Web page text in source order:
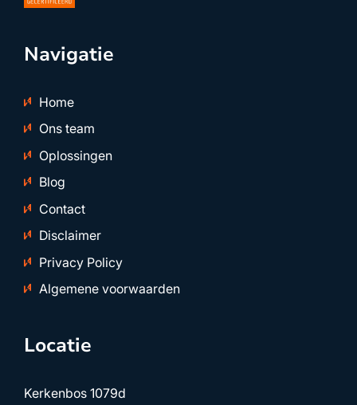
Navigatie
Home
Ons team
Oplossingen
Blog
Contact
Disclaimer
Privacy Policy
Algemene voorwaarden
Locatie
Kerkenbos 1079d